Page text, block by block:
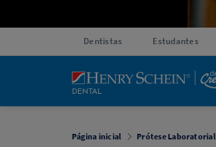
Dentistas Estudantes
Página inicial Prótese Laboratorial